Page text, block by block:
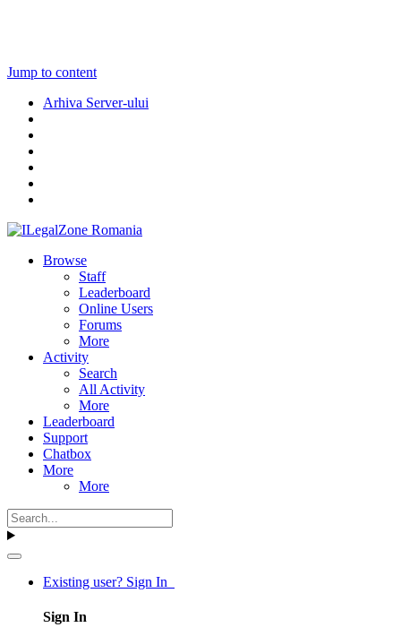
Jump to content
Arhiva Server-ului
Browse
Staff
Leaderboard
Online Users
Forums
More
Activity
Search
All Activity
More
Leaderboard
Support
Chatbox
More
More
Existing user? Sign In
Sign In